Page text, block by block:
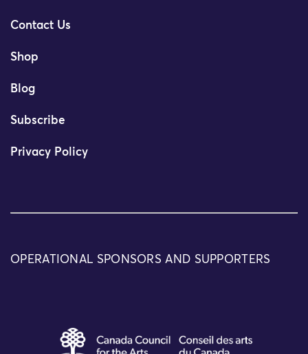
Contact Us
Shop
Blog
Subscribe
Privacy Policy
OPERATIONAL SPONSORS AND SUPPORTERS